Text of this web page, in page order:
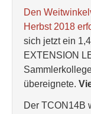
Den
Herbst 2018
sich jetzt ein
EXTENSION
übereignete.
Der TCON14B